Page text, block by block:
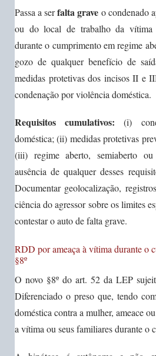
Passa a serfalta grave o condenado
ou do local de trabalho da vítima
durante o cumprimento em regime
gozo de qualquer benefício de
medidas protetivas dos incisos II e
condenação por violência doméstica.
Requisitos cumulativos: (i)
doméstica; (ii) medidas protetivas
(iii) regime aberto, semiaberto
ausência de qualquer desses
Documentar geolocalização,
ciência do agressor sobre os limites
contestar o auto de falta grave.
RDD por ameaça à vítima durante o
§8º
O novo §8º do art. 52 da LEP
Diferenciado o preso que, tendo
doméstica contra a mulher, ameace
a vítima ou seus familiares durante o